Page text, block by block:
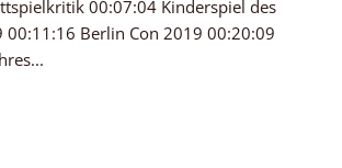
00:07:04 Kinderspiel des
00:11:16 Berlin Con 2019 00:20:09